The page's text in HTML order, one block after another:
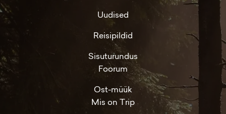
Uudised
Reisipildid
Sisuturundus
Foorum
Ost-müük
Mis on Trip